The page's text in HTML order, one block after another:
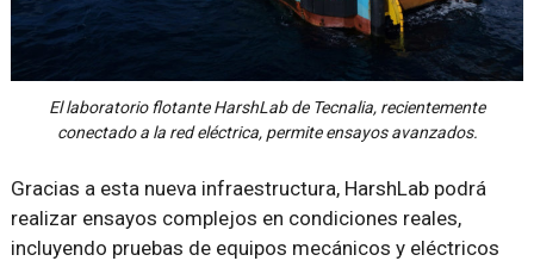
El laboratorio flotante HarshLab de Tecnalia, recientemente
conectado a la red eléctrica, permite ensayos avanzados.
Gracias a esta nueva infraestructura, HarshLab podrá
realizar ensayos complejos en condiciones reales,
incluyendo pruebas de equipos mecánicos y eléctricos